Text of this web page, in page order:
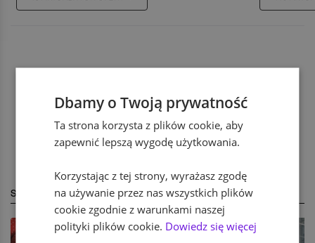
STREFA EKSPERTA
Dbamy o Twoją prywatność
Ta strona korzysta z plików cookie, aby
zapewnić lepszą wygodę użytkowania.
Korzystając z tej strony, wyrażasz zgodę
na używanie przez nas wszystkich plików
cookie zgodnie z warunkami naszej
polityki plików cookie. Dowiedz się więcej